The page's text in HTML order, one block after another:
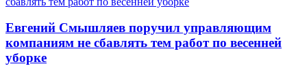
Евгений Смышляев поручил управляющим
компаниям не сбавлять тем работ по весенней
уборке